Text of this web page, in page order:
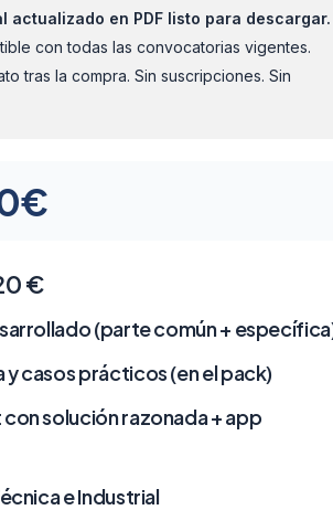
actualizado en PDF listo para descargar.
con todas las convocatorias vigentes.
tras la compra. Sin suscripciones. Sin
€
desde
20€
hasta
€
(parte común +
casos prácticos (en el pack)
solución razonada + app
e Industrial